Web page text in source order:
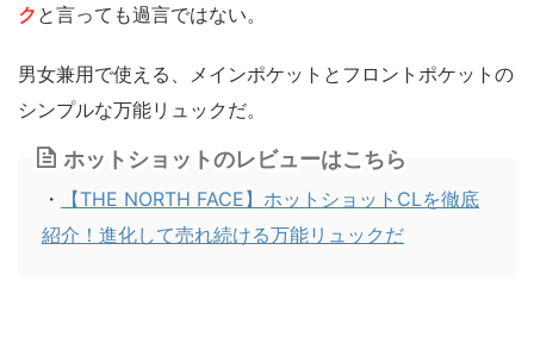
ク と言っても過言ではない。
男女兼用で使える、メインポケットとフロントポケットの
シンプルな万能リュックだ。
ホットショットのレビューはこちら
・
【THE NORTH FACE】ホットショットCLを徹底
紹介！進化して売れ続ける万能リュックだ